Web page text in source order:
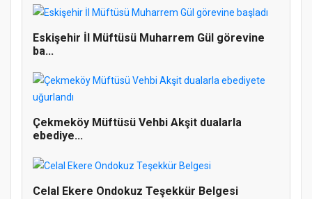
Gerçekleştirildi
Eskişehir İl Müftüsü Muharrem Gül görevine
ba...
Çekmeköy Müftüsü Vehbi Akşit dualarla
ebediye...
Celal Ekere Ondokuz Teşekkür Belgesi